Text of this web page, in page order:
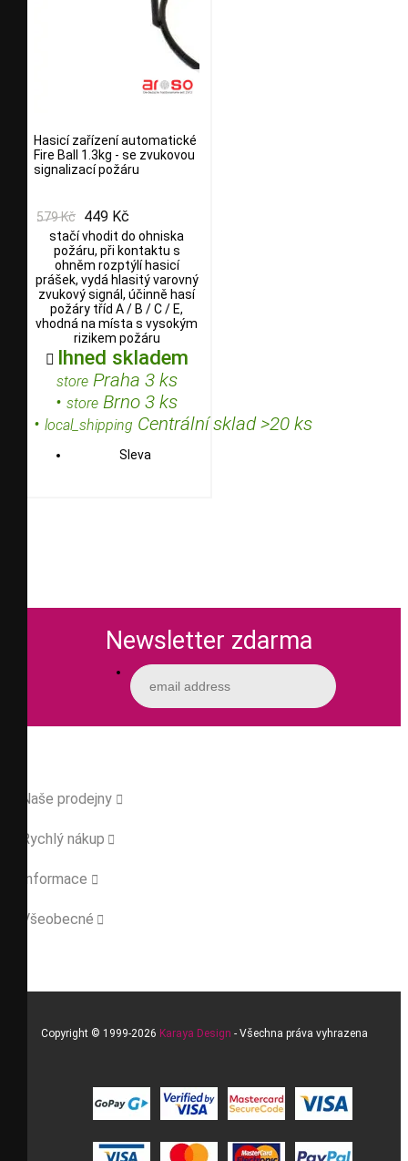
Hasicí zařízení automatické
Fire Ball 1.3kg - se zvukovou
signalizací požáru
579 Kč 449 Kč
stačí vhodit do ohniska
požáru, při kontaktu s
ohněm rozptýlí hasicí
prášek, vydá hlasitý varovný
zvukový signál, účinně hasí
požáry tříd A / B / C / E,
vhodná na místa s vysokým
rizikem požáru
 Ihned skladem
storePraha 3 ks
• store Brno 3 ks
• local_shipping Centrální sklad >20 ks
Sleva
Newsletter zdarma
Naše prodejny 
Rychlý nákup 
Informace 
Všeobecné 
Copyright © 1999-2026 Karaya Design - Všechna práva vyhrazena